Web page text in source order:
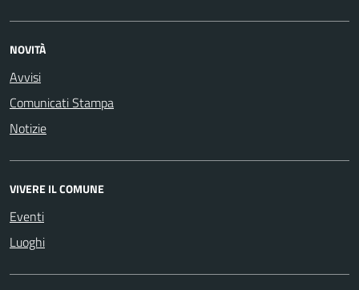
NOVITÀ
Avvisi
Comunicati Stampa
Notizie
VIVERE IL COMUNE
Eventi
Luoghi